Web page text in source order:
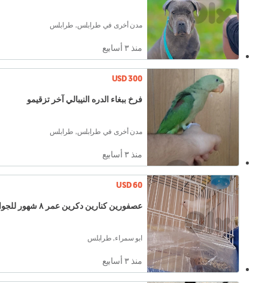
مدن أخرى في طرابلس, طرابلس
منذ ٣ أسابيع
USD 300
فرخ ببغاء الدره النيبالي آخر تزقيمو
مدن أخرى في طرابلس, طرابلس
منذ ٣ أسابيع
USD 60
عصفورين كنارين دكرين عمر ٨ شهور للجواز
ابو سمراء, طرابلس
منذ ٣ أسابيع